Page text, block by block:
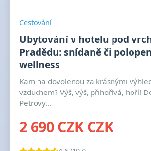
Cestování
Ubytování v hotelu pod
Pradědu: snídaně či
wellness
Kam na dovolenou za krásnými
vzduchem? Výš, výš, přihořívá, hoří!
Petrovy...
2 690 CZK CZK